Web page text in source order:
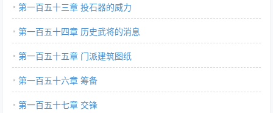
第一百五十三章 投石器的威力
第一百五十四章 历史武将的消息
第一百五十五章 门派建筑图纸
第一百五十六章 筹备
第一百五十七章 交锋